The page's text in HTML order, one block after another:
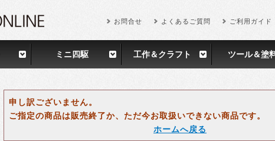
お問合せ よくあるご質問 ご利用ガイド
ミニ四駆 工作＆クラフト ツール＆塗
申し訳ございません。
ご指定の商品は販売終了か、ただ今お取扱いできない商品です。
ホームへ戻る